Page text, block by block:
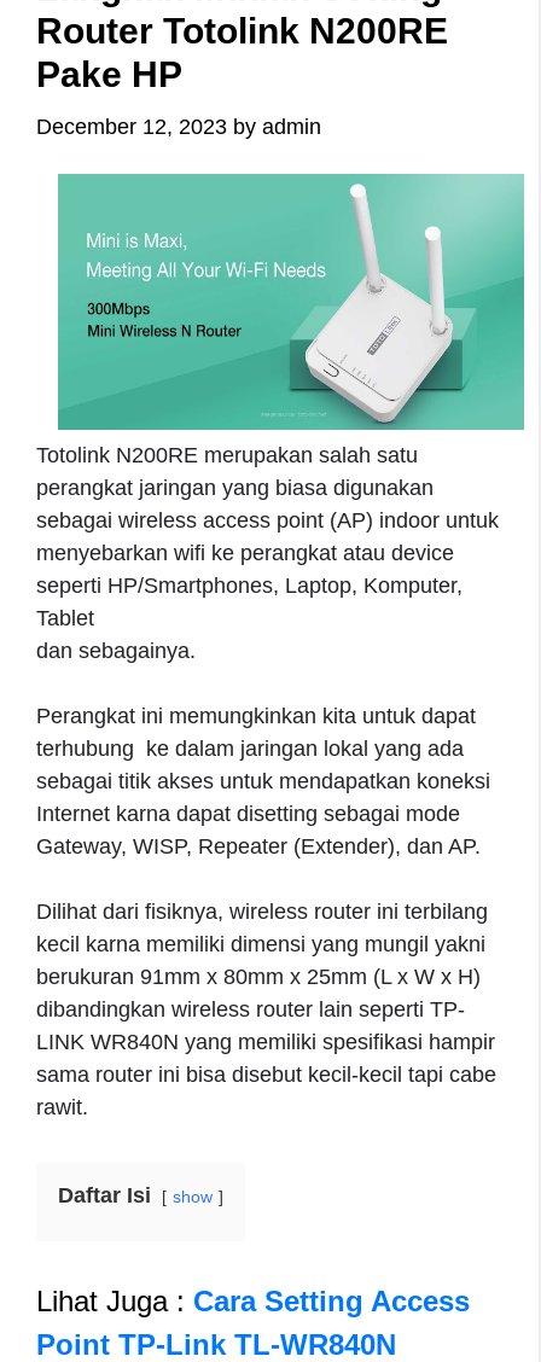
Router Totolink N200RE
Pake HP
December 12, 2023 by admin
Totolink N200RE merupakan salah satu
perangkat jaringan yang biasa digunakan
sebagai wireless access point (AP) indoor untuk
menyebarkan wifi ke perangkat atau device
seperti HP/Smartphones, Laptop, Komputer,
Tablet
dan sebagainya.
Perangkat ini memungkinkan kita untuk dapat
terhubung ke dalam jaringan lokal yang ada
sebagai titik akses untuk mendapatkan koneksi
Internet karna dapat disetting sebagai mode
Gateway, WISP, Repeater (Extender), dan AP.
Dilihat dari fisiknya, wireless router ini terbilang
kecil karna memiliki dimensi yang mungil yakni
berukuran 91mm x 80mm x 25mm (L x W x H)
dibandingkan wireless router lain seperti TP-
LINK WR840N yang memiliki spesifikasi hampir
sama router ini bisa disebut kecil-kecil tapi cabe
rawit.
Daftar Isi show
Lihat Juga : Cara Setting Access
Point TP-Link TL-WR840N